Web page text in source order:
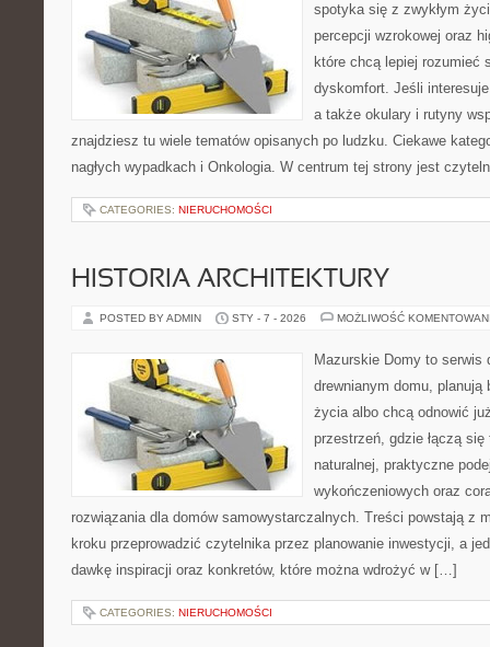
spotyka się z zwykłym
percepcji wzrokowej oraz
które chcą lepiej rozumieć
dyskomfort. Jeśli
a także okulary i rutyny
znajdziesz tu wiele tematów opisanych po ludzku. Ciekawe
nagłych wypadkach i Onkologia. W centrum tej strony jest
CATEGORIES: NIERUCHOMOŚCI
HISTORIA ARCHITEKTURY
POSTED BY ADMIN STY - 7 - 2026 MOŻLIWOŚĆ
Mazurskie Domy to serwis
drewnianym domu, planują
życia albo chcą odnowić
przestrzeń, gdzie łączą
naturalnej, praktyczne
wykończeniowych oraz
rozwiązania dla domów samowystarczalnych. Treści powstają z
kroku przeprowadzić czytelnika przez planowanie inwestycji, a
dawkę inspiracji oraz konkretów, które można wdrożyć w […]
CATEGORIES: NIERUCHOMOŚCI